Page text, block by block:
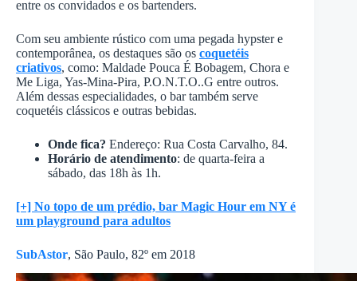
entre os convidados e os bartenders.
Com seu ambiente rústico com uma pegada hypster e
contemporânea, os destaques são os coquetéis
criativos, como: Maldade Pouca É Bobagem, Chora e
Me Liga, Yas-Mina-Pira, P.O.N.T.O..G entre outros.
Além dessas especialidades, o bar também serve
coquetéis clássicos e outras bebidas.
Onde fica? Endereço: Rua Costa Carvalho, 84.
Horário de atendimento: de quarta-feira a
sábado, das 18h às 1h.
[+] No topo de um prédio, bar Magic Hour em NY é
um playground para adultos
SubAstor, São Paulo, 82º em 2018